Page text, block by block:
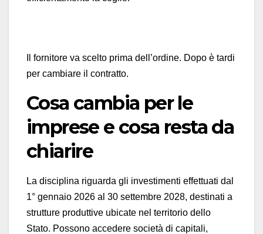
Il fornitore va scelto prima dell’ordine. Dopo è tardi
per cambiare il contratto.
Cosa cambia per le
imprese e cosa resta da
chiarire
La disciplina riguarda gli investimenti effettuati dal
1° gennaio 2026 al 30 settembre 2028, destinati a
strutture produttive ubicate nel territorio dello
Stato. Possono accedere società di capitali,